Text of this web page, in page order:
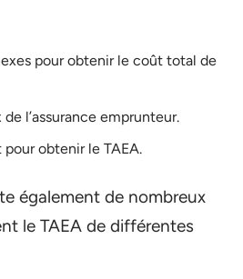
pour obtenir le coût total de
l’assurance emprunteur.
obtenir le TAEA.
également de nombreux
le TAEA de différentes